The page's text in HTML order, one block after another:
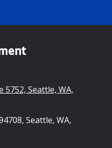
5752, Seattle, WA,
Seattle, WA,